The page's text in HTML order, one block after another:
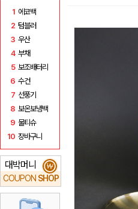
1 에코백
2 텀블러
3 우산
4 부채
5 보조배터리
6 수건
7 선풍기
8 보온보냉백
9 물티슈
10 장바구니
대박머니
COUPON SHOP
₩